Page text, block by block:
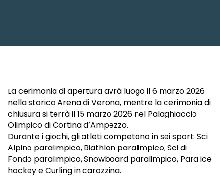
La cerimonia di apertura avrà luogo il 6 marzo 2026
nella storica Arena di Verona, mentre la cerimonia di
chiusura si terrà il 15 marzo 2026 nel Palaghiaccio
Olimpico di Cortina d’Ampezzo.
Durante i giochi, gli atleti competono in sei sport: Sci
Alpino paralimpico, Biathlon paralimpico, Sci di
Fondo paralimpico, Snowboard paralimpico, Para ice
hockey e Curling in carozzina.